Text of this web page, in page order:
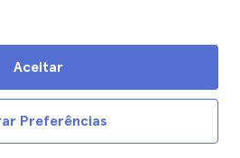
Midjourney - Joaquín Montaño
Preferências
Aceitar